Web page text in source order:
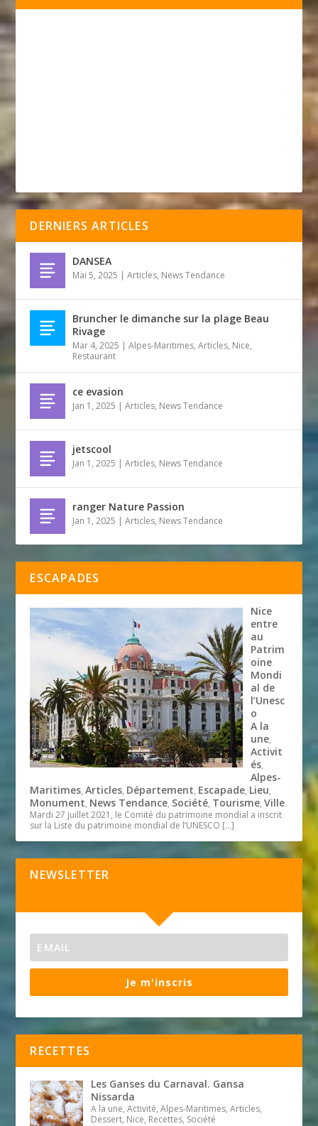
DERNIERS ARTICLES
DANSEA
Mai 5, 2025 |Articles, News Tendance
Bruncher le dimanche sur la plage Beau
Rivage
Mar 4, 2025 |Alpes-Maritimes,Articles, Nice,
Restaurant
ce evasion
Jan 1, 2025 |Articles, News Tendance
jetscool
Jan 1, 2025 |Articles, News Tendance
ranger Nature Passion
Jan 1, 2025 |Articles, News Tendance
ESCAPADES
Nice
entre
au
Patrim
oine
Mondi
al de
l’Unesc
o
A la
une,
Activit
és,
Alpes-
Maritimes,Articles, Département, Escapade, Lieu,
Monument, News Tendance, Société, Tourisme,Ville
Mardi 27 juillet 2021, le Comité du patrimoine mondial a inscrit
sur la Liste du patrimoine mondial de l’UNESCO […]
NEWSLETTER
Je m'inscris
RECETTES
Les Ganses du Carnaval. Gansa
Nissarda
A la une, Activité, Alpes-Maritimes, Articles,
Dessert, Nice, Recettes, Société